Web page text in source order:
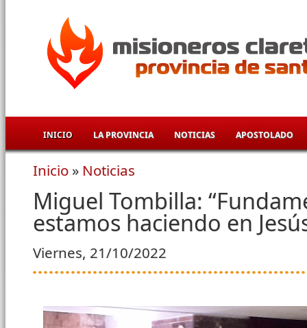
INICIO LA PROVINCIA NOTICIAS APOSTOLADO
Se encuentra usted aquí
Inicio » Noticias
Miguel Tombilla:
estamos haciendo en
Viernes, 21/10/2022